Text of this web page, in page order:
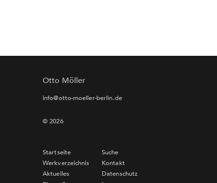
Otto Möller
info@otto-moeller-berlin.de
© 2026
Startseite
Werkverzeichnis
Aktuelles
Suche
Kontakt
Datenschutz